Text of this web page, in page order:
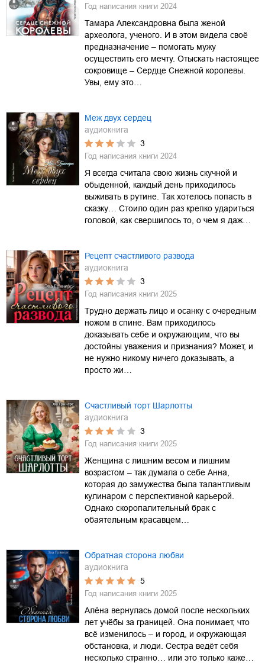
Год написания книги 2024
Тамара Александровна была женой
археолога, ученого. И в этом видела своё
предназначение – помогать мужу
осуществить его мечту. Отыскать настоящее
сокровище – Сердце Снежной королевы.
Увы, ему это…
Меж двух сердец
аудиокнига
3
Год написания книги 2024
Я всегда считала свою жизнь скучной и
обыденной, каждый день приходилось
выживать в рутине. Так хотелось попасть в
сказку… Стоило один раз крепко удариться
головой, как свершилось то, о чем я даж…
Рецепт счастливого развода
аудиокнига
3
Год написания книги 2025
Трудно держать лицо и осанку с очередным
ножом в спине. Вам приходилось
доказывать себе и окружающим, что вы
достойны уважения и признания? Может, и
не нужно никому ничего доказывать, а
просто жи…
Счастливый торт Шарлотты
аудиокнига
3
Год написания книги 2025
Женщина с лишним весом и лишним
возрастом – так думала о себе Анна,
которая до замужества была талантливым
кулинаром с перспективной карьерой.
Однако скоропалительный брак с
обаятельным красавцем…
Обратная сторона любви
аудиокнига
5
Год написания книги 2025
Алёна вернулась домой после нескольких
лет учёбы за границей. Она понимает, что
всё изменилось – и город, и окружающая
обстановка, и люди. Сестра ведёт себя
несколько странно… или это только каже…